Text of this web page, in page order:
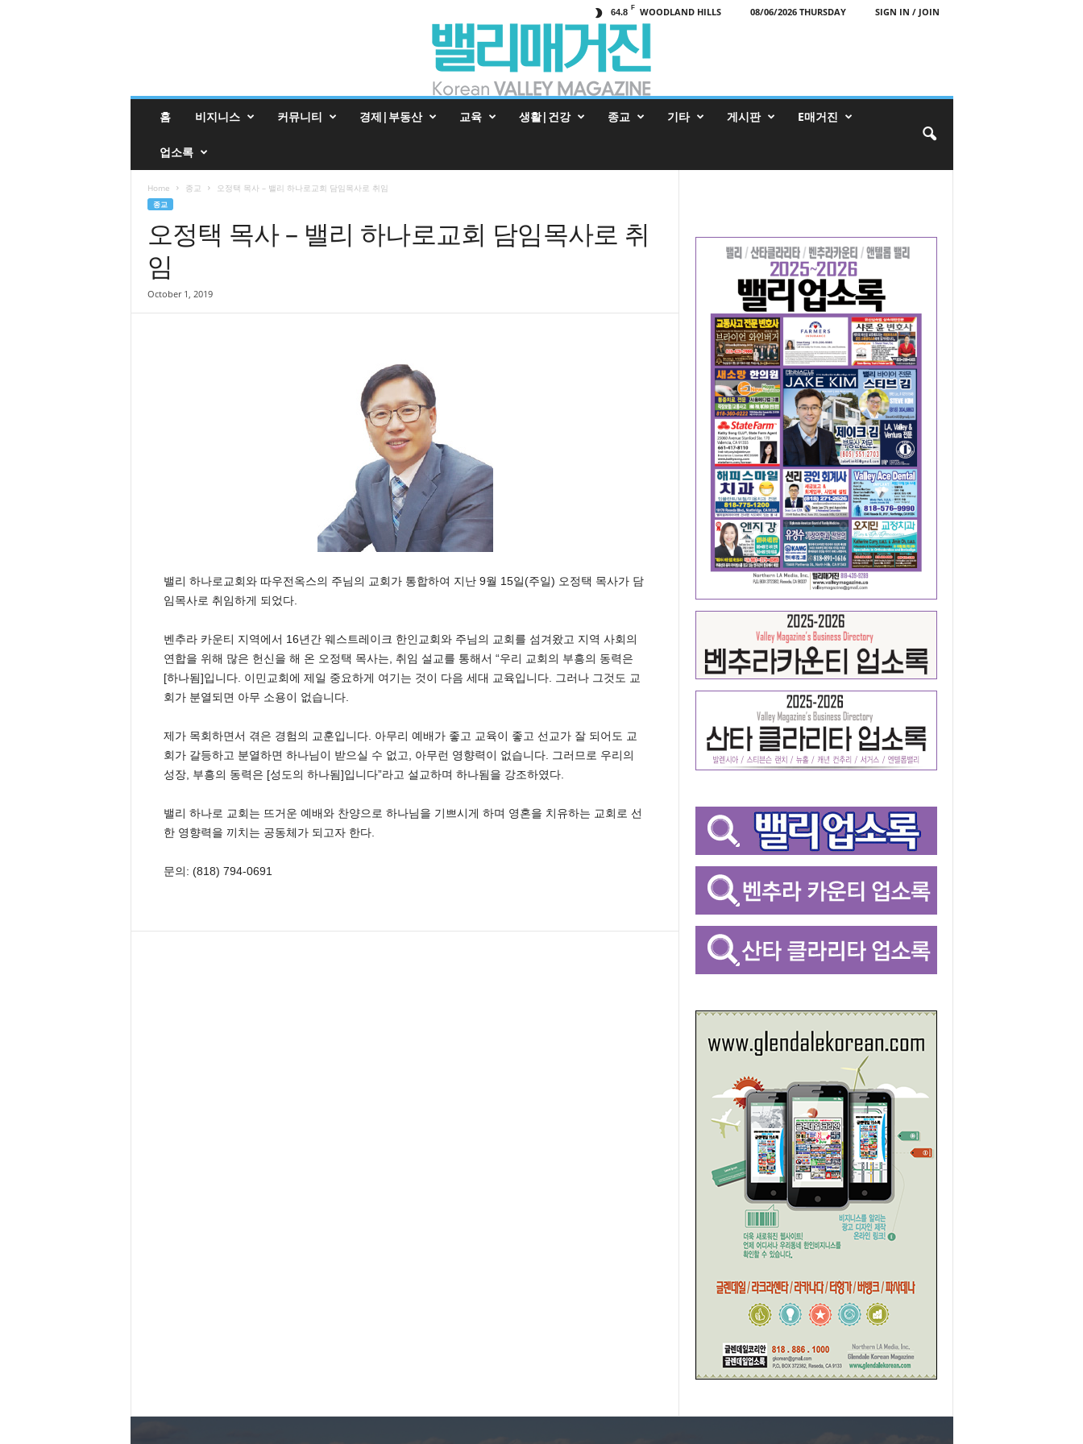
64.8 F WOODLAND HILLS 08/06/2026 THURSDAY SIGN IN / JOIN
진
홈 비지니스 커뮤니티 경제|부동산 교육 생활|건강 종교 기타 게시판 E매거진
업소록
Home 종교 오정택 목사 – 밸리 하나로교회 담임목사로 취임
종교
오정택 목사 – 밸리 하나로교회 담임목사로 취
임
October 1, 2019
밸리 하나로교회와 따우전옥스의 주님의 교회가 통합하여 지난 9월 15일(주일) 오정택 목사가 담
임목사로 취임하게 되었다.
벤추라 카운티 지역에서 16년간 웨스트레이크 한인교회와 주님의 교회를 섬겨왔고 지역 사회의
연합을 위해 많은 헌신을 해 온 오정택 목사는, 취임 설교를 통해서 “우리 교회의 부흥의 동력은
[하나됨]입니다. 이민교회에 제일 중요하게 여기는 것이 다음 세대 교육입니다. 그러나 그것도 교
회가 분열되면 아무 소용이 없습니다.
제가 목회하면서 겪은 경험의 교훈입니다. 아무리 예배가 좋고 교육이 좋고 선교가 잘 되어도 교
회가 갈등하고 분열하면 하나님이 받으실 수 없고, 아무런 영향력이 없습니다. 그러므로 우리의
성장, 부흥의 동력은 [성도의 하나됨]입니다”라고 설교하며 하나됨을 강조하였다.
밸리 하나로 교회는 뜨거운 예배와 찬양으로 하나님을 기쁘시게 하며 영혼을 치유하는 교회로 선
한 영향력을 끼치는 공동체가 되고자 한다.
문의: (818) 794-0691